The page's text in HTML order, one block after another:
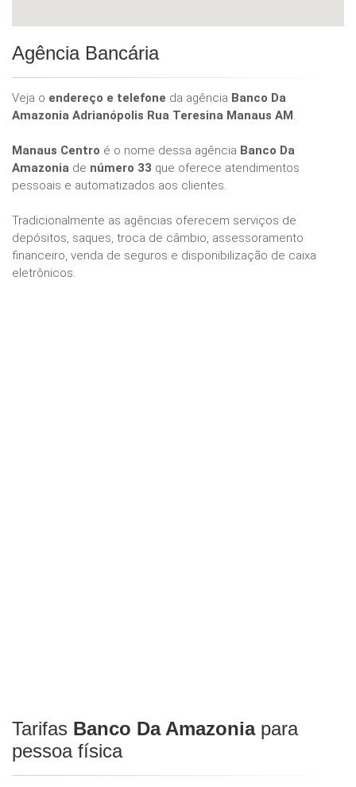
Agência Bancária
Veja o endereço e telefone da agência Banco Da
Amazonia Adrianópolis Rua Teresina Manaus AM.
Manaus Centro é o nome dessa agência Banco Da
Amazonia de número 33 que oferece atendimentos
pessoais e automatizados aos clientes.
Tradicionalmente as agências oferecem serviços de
depósitos, saques, troca de câmbio, assessoramento
financeiro, venda de seguros e disponibilização de caixa
eletrônicos.
Tarifas Banco Da Amazoniapara
pessoa física